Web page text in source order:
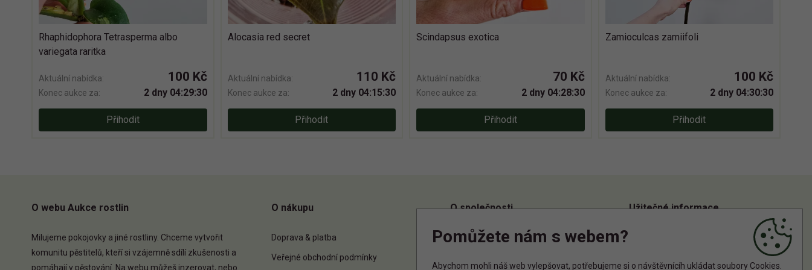
Rhaphidophora Tetrasperma albo
variegata raritka
Aktuální nabídka: 100 Kč
Konec aukce za: 2 dny 04:29:30
Přihodit
Alocasia red secret
Aktuální nabídka: 110 Kč
Konec aukce za: 2 dny 04:15:30
Přihodit
Scindapsus exotica
Aktuální nabídka: 70 Kč
Konec aukce za: 2 dny 04:28:30
Přihodit
Zamioculcas zamiifoli
Aktuální nabídka: 100 Kč
Konec aukce za: 2 dny 04:30:30
Přihodit
O webu Aukce rostlin
Milujeme pokojovky a jiné rostliny. Chceme vytvořit
komunitu pěstitelů, kteří si vzájemně sdílí zkušenosti a
pomáhají v pěstování. Na webu můžeš inzerovat, nebo
O nákupu
Doprava & platba
Veřejné obchodní podmínky
O společnosti
O nás
Užitečné informace
Informace o zpracování osobních údajů
Pomůžete nám s webem?
Abychom mohli náš web vylepšovat, potřebujeme si o návštěvnícíh ukládat soubory Cookies.